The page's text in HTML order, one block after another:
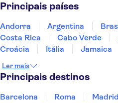
Principais países
Andorra Argentina
Costa Rica
Cabo Verde
Croácia
Itália Jamaica
Portugal
Singapura
Ler mais
Principais destinos
Barcelona Roma Madrid